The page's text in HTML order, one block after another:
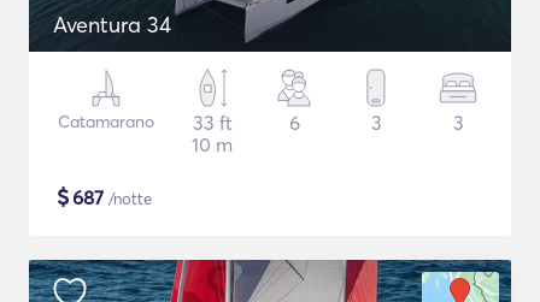
Aventura 34
Catamarano
33 ft
10 m
6 3 3
$687 /notte